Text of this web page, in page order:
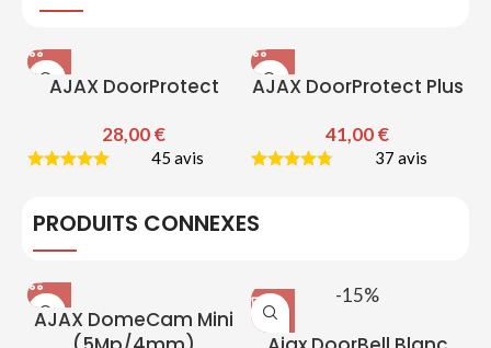
AJAX DoorProtect
28,00€
45 avis
AJAX DoorProtect Plus
41,00€
37 avis
PRODUITS CONNEXES
AJAX DomeCam Mini
-15%